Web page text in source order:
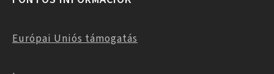
Európai Uniós támogatás